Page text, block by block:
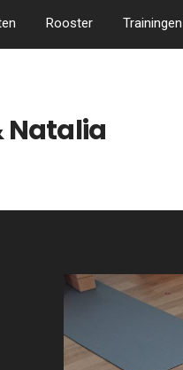
Rooster
Natalia